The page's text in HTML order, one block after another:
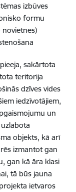
izbūves
formu
sakārtota
teritorija
dzīves vides
iedzīvotājiem,
un
objekts, kā arī
izmantot gan
gan kā āra klasi
tā būs jauna
ietvaros